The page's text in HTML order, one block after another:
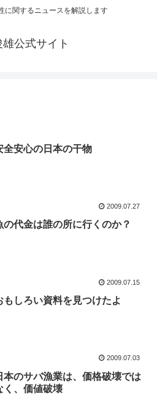
に関するニュースを解説します
雄公式サイト
全安心の日本の干物
2009.07.27
の代金は誰の所に行くのか？
2009.07.15
もしろい資料を見つけたよ
2009.07.03
本のサバ漁業は、価格破壊では
く、価値破壊